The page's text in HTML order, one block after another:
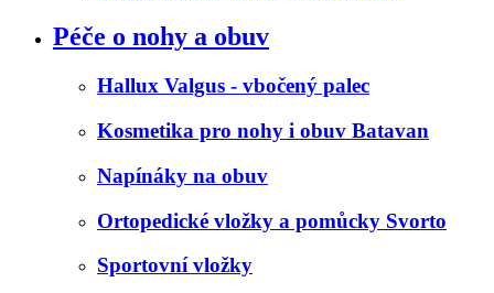
Péče o nohy a obuv
Hallux Valgus - vbočený palec
Kosmetika pro nohy i obuv Batavan
Napínáky na obuv
Ortopedické vložky a pomůcky Svorto
Sportovní vložky